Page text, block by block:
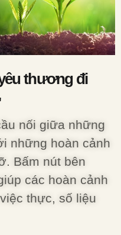
thương đi
nối giữa những
những hoàn cảnh
Bấm nút bên
các hoàn cảnh
thực, số liệu